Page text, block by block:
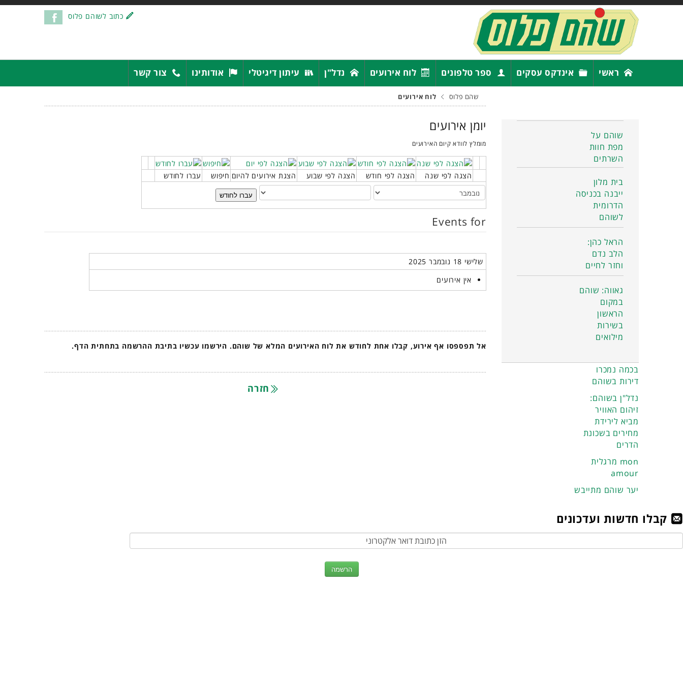
כתוב לשוהם פלוס
ראשי אינדקס עסקים ספר טלפונים לוח אירועים נדל"ן עיתון דיגיטלי אודותינו צור קשר
שהם פלוס לוח אירועים
יומן אירועים
מומלץ לוודא קיום האירועים
הצגה לפי שנה הצגה לפי חודש הצגה לפי שבוע הצגת אירועים להיום חיפוש
עברו לחודש
עברו לחודש
Events for
שלישי 18 נובמבר 2025
אין אירועים
אל תפספסו אף אירוע, קבלו אחת לחודש את לוח האירועים המלא של שוהם. הירשמו עכשיו בתיבת ההרשמה בתחתית הדף.
חזרה
שוהם על
מפת חוות
השרתים
בית מלון
ייבנה בכניסה
הדרומית
לשוהם
הראל כהן:
הלב נדם
וחזר לחיים
גאווה: שוהם
במקום
הראשון
בשירות
מילואים
בכמה נמכרו
דירות בשוהם
נדל"ן בשוהם:
זיהום האוויר
מביא לירידת
מחירים בשכונת
הדרים
מרגלית mon
amour
יער שוהם מתייבש
קבלו חדשות ועדכונים